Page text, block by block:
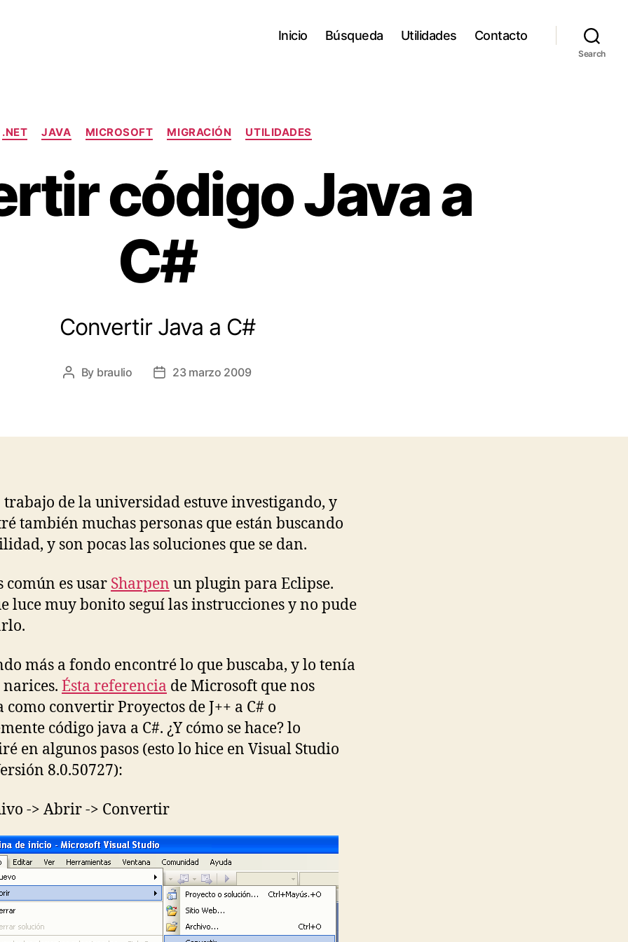
Inicio Búsqueda Utilidades Contacto
Search
Categories
.NET JAVA MICROSOFT MIGRACIÓN UTILIDADES
código Java a
C#
Convertir Java a C#
Post
By braulio
Post23 marzo 2009
trabajo de la universidad estuve investigando, y
también muchas personas que están buscando
y son pocas las soluciones que se dan.
común es usar Sharpen un plugin para Eclipse.
luce muy bonito seguí las instrucciones y no pude
más a fondo encontré lo que buscaba, y lo tenía
Ésta referencia de Microsoft que nos
como convertir Proyectos de J++ a C# o
código java a C#. ¿Y cómo se hace? lo
en algunos pasos (esto lo hice en Visual Studio
8.0.50727):
-> Abrir -> Convertir